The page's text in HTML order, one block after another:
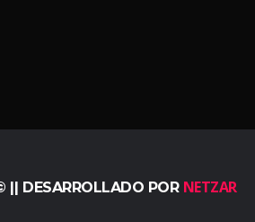
|| DESARROLLADO POR NETZAR